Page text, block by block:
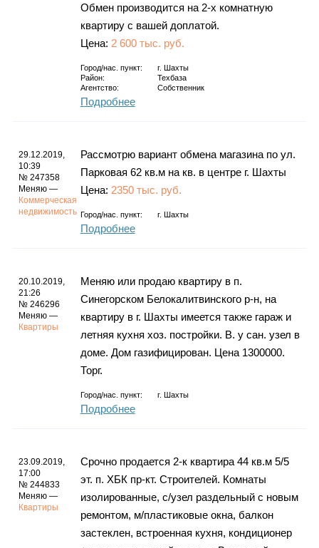
Обмен производится на 2-х комнатную
квартиру с вашей доплатой.
Цена: 2 600 тыс. руб.
Город/нас. пункт: г.
Шахты
Район:
Техбаза
Агентство:
Собственник
Подробнее
29.12.2019,
10:39
№ 247358
Меняю —
Коммерческая
недвижимость
Рассмотрю вариант обмена магазина по ул.
Парковая 62 кв.м на кв. в центре г. Шахты
Цена: 2350 тыс. руб.
Город/нас. пункт: г. Шахты
Подробнее
20.10.2019,
21:26
№ 246296
Меняю —
Квартиры
Меняю или продаю квартиру в п.
Синегорском Белокалитвинского р-н, на
квартиру в г. Шахты имеется также гараж и
летняя кухня хоз. постройки. В. у сан. узел в
доме. Дом газифицирован. Цена 1300000.
Торг.
Город/нас. пункт: г. Шахты
Подробнее
23.09.2019,
17:00
№ 244833
Меняю —
Квартиры
Срочно продается 2-к квартира 44 кв.м 5/5
эт. п. ХБК пр-кт. Строителей. Комнаты
изолированные, с/узел раздельный с новым
ремонтом, м/пластиковые окна, балкон
застеклен, встроенная кухня, кондиционер